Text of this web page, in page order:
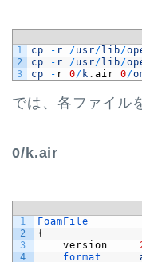
1
2
3
cp - r /usr/ lib/
cp
- r /usr/ lib/
cp
- r 0/ k . air 0/
では、各ファイル
0/k.air
1
2
3
4
FoamFile
{
version
format